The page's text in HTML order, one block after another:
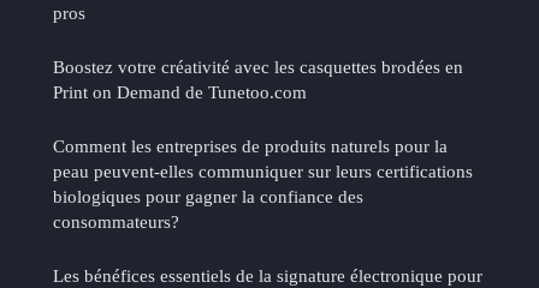
pros
Boostez votre créativité avec les casquettes brodées en
Print on Demand de Tunetoo.com
Comment les entreprises de produits naturels pour la
peau peuvent-elles communiquer sur leurs certifications
biologiques pour gagner la confiance des
consommateurs?
Les bénéfices essentiels de la signature électronique pour